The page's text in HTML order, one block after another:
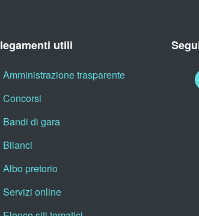
utili
Amministrazione trasparente
Concorsi
Bandi di gara
Bilanci
Albo pretorio
Servizi online